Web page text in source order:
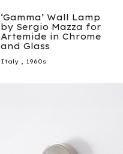
‘Gamma’ Wall Lamp
by Sergio Mazza for
Artemide in Chrome
and Glass
Italy , 1960s